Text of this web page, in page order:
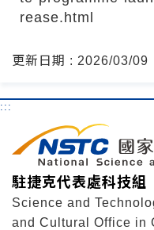
rease.html
更新日期 : 2026/03/09
:::
駐捷克代表處科技組
Science and
and Cultural Office in